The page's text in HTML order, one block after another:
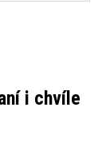
i chvíle